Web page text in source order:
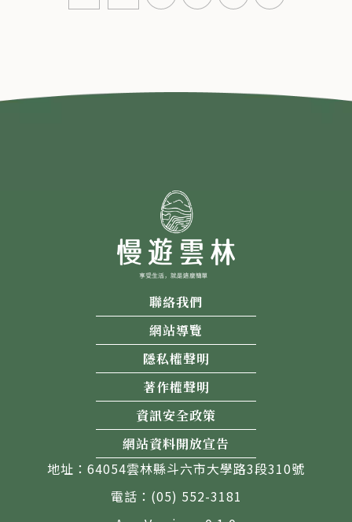
聯絡我們
網站導覽
隱私權聲明
著作權聲明
資訊安全政策
網站資料開放宣告
地址：64054雲林縣斗六市大學路3段310號
電話：(05) 552-3181